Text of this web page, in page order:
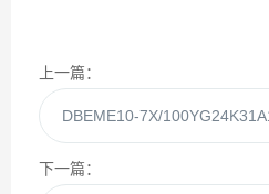
上一篇：
下一篇：